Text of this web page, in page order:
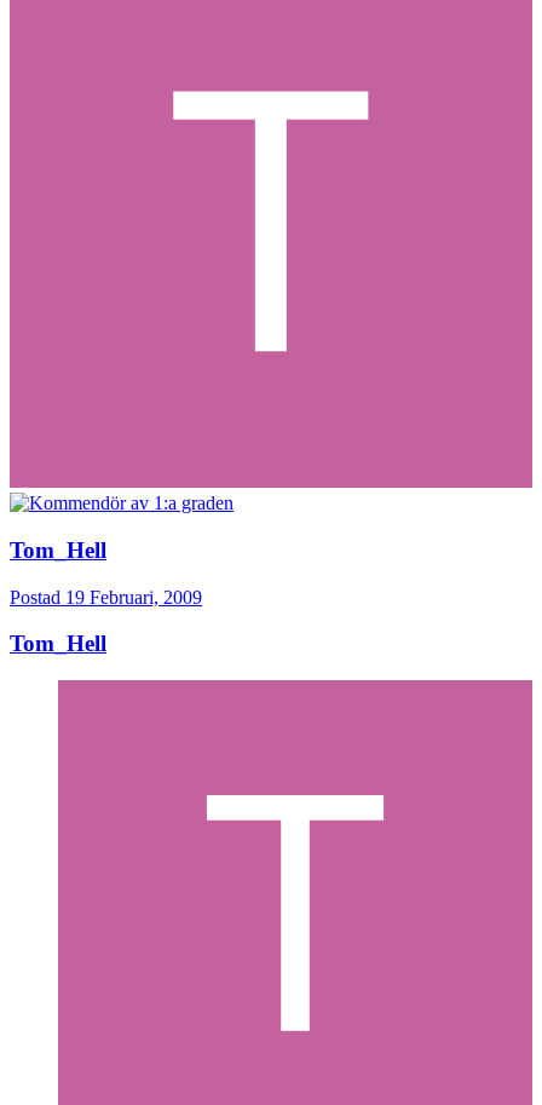
Tom_Hell
Postad 19 Februari, 2009
Tom_Hell